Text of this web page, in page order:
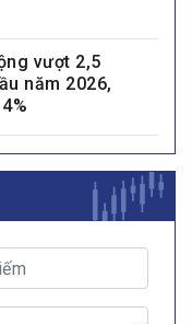
vượt 2,5
năm 2026,